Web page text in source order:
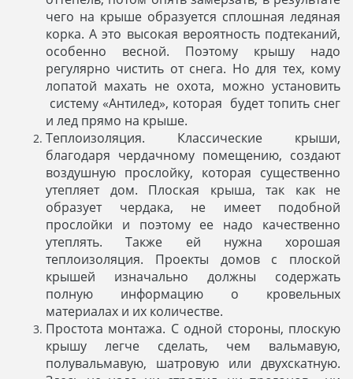
чего на крыше образуется сплошная ледяная
корка. А это высокая вероятность подтеканий,
особенно весной. Поэтому крышу надо
регулярно чистить от снега. Но для тех, кому
лопатой махать не охота, можно установить
систему «Антилед», которая будет топить снег
и лед прямо на крыше.
Теплоизоляция. Классические крыши,
благодаря чердачному помещению, создают
воздушную прослойку, которая существенно
утепляет дом. Плоская крыша, так как не
образует чердака, не имеет подобной
прослойки и поэтому ее надо качественно
утеплять. Также ей нужна хорошая
теплоизоляция. Проекты домов с плоской
крышей изначально должны содержать
полную информацию о кровельных
материалах и их количестве.
Простота монтажа. С одной стороны, плоскую
крышу легче сделать, чем вальмавую,
полувальмавую, шатровую или двухскатную.